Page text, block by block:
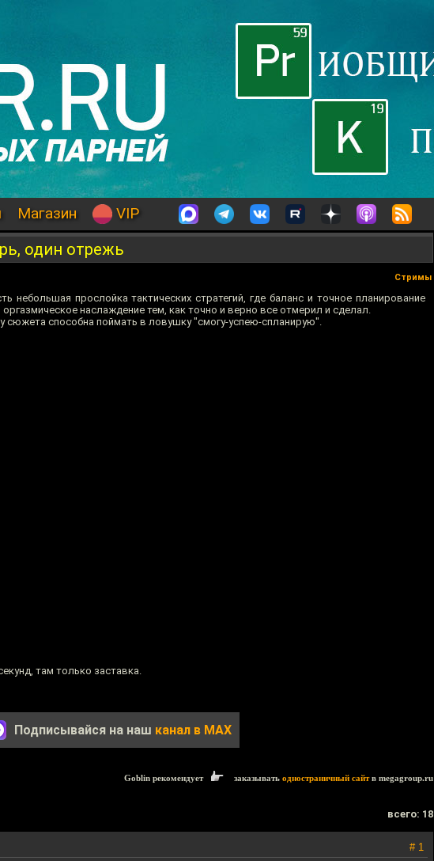
Магазин VIP
один отрежь
Стримы
небольшая прослойка тактических стратегий, где баланс и точное планирование
наслаждение тем, как точно и верно все отмерил и сделал.
сюжета способна поймать в ловушку "смогу-успею-спланирую".
там только заставка.
Подписывайся на наш канал в MAX
Goblin рекомендует заказывать одностраничный сайтв megagroup.ru
всего: 18
# 1